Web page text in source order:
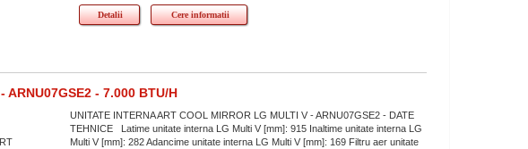
Detalii Cere informatii
ARNU07GSE2 - 7.000 BTU/H
UNITATE INTERNA ART COOL MIRROR LG MULTI V - ARNU07GSE2 - DATE
TEHNICE Latime unitate interna LG Multi V [mm]: 915 Inaltime unitate interna LG
Multi V [mm]: 282 Adancime unitate interna LG Multi V [mm]: 169 Filtru aer unitate